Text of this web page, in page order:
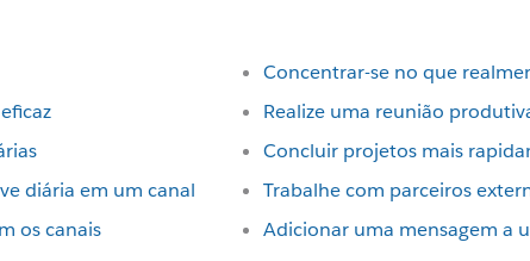
diária em um canal
os canais
Concentrar-se no que
Realize uma reunião
Concluir projetos mais
Trabalhe com parceiros
Adicionar uma mensagem a